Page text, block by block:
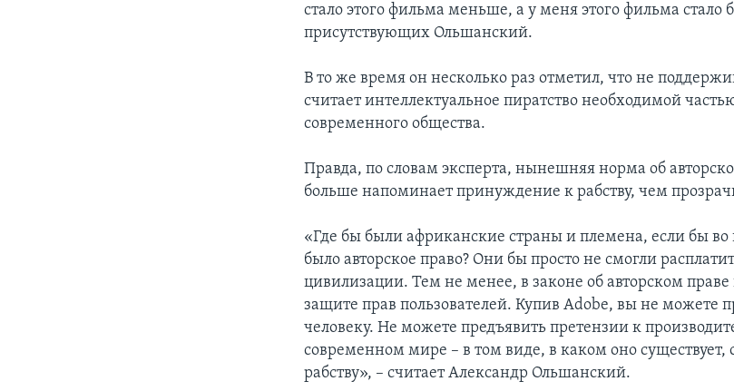
стало этого фильма меньше, а у меня этого фильма стало
присутствующих Ольшанский.
В то же время он несколько раз отметил, что не
считает интеллектуальное пиратство необходимой
современного общества.
Правда, по словам эксперта, нынешняя норма об
больше напоминает принуждение к рабству, чем
«Где бы были африканские страны и племена, если бы
было авторское право? Они бы просто не смогли
цивилизации. Тем не менее, в законе об авторском
защите прав пользователей. Купив Adobe, вы не можете
человеку. Не можете предъявить претензии к
современном мире – в том виде, в каком оно
рабству», – считает Александр Ольшанский.